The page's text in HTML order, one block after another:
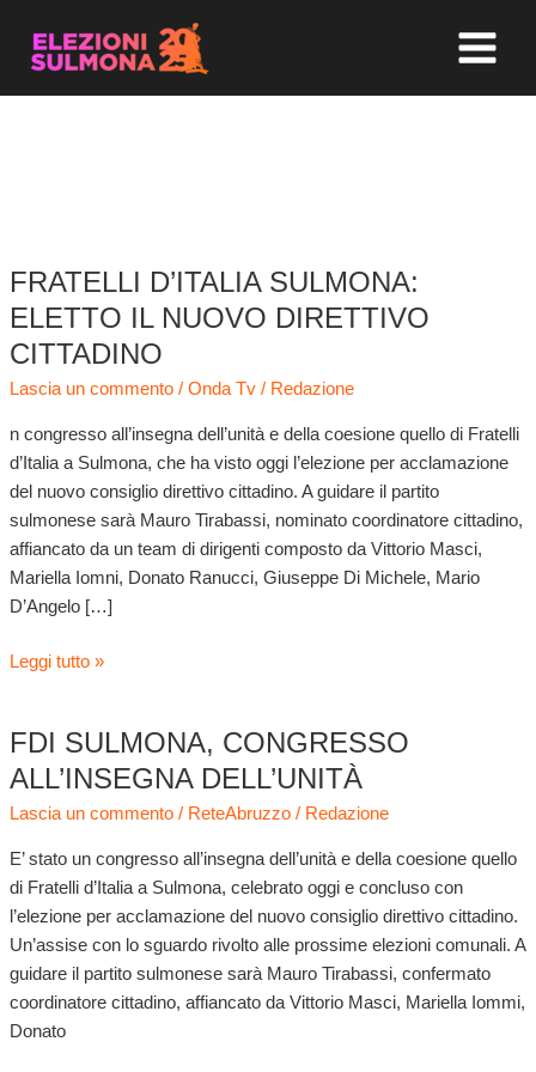
contenuto
MENU
FRATELLI D’ITALIA SULMONA:
ELETTO IL NUOVO DIRETTIVO
CITTADINO
Lascia un commento / Onda Tv/ Redazione
n congresso all’insegna dell’unità e della coesione quello di Fratelli
d’Italia a Sulmona, che ha visto oggi l’elezione per acclamazione
del nuovo consiglio direttivo cittadino. A guidare il partito
sulmonese sarà Mauro Tirabassi, nominato coordinatore cittadino,
affiancato da un team di dirigenti composto da Vittorio Masci,
Mariella Iomni, Donato Ranucci, Giuseppe Di Michele, Mario
D’Angelo […]
Fratelli
d’Italia
eletto
il
direttivo
Leggi tutto »
FDI SULMONA, CONGRESSO
ALL’INSEGNA DELL’UNITÀ
Lascia un commento / ReteAbruzzo/ Redazione
E’ stato un congresso all’insegna dell’unità e della coesione quello
di Fratelli d’Italia a Sulmona, celebrato oggi e concluso con
l’elezione per acclamazione del nuovo consiglio direttivo cittadino.
Un’assise con lo sguardo rivolto alle prossime elezioni comunali. A
guidare il partito sulmonese sarà Mauro Tirabassi, confermato
coordinatore cittadino, affiancato da Vittorio Masci, Mariella Iommi,
Donato
FDI
Sulmona,
all’insegna
dell’unità